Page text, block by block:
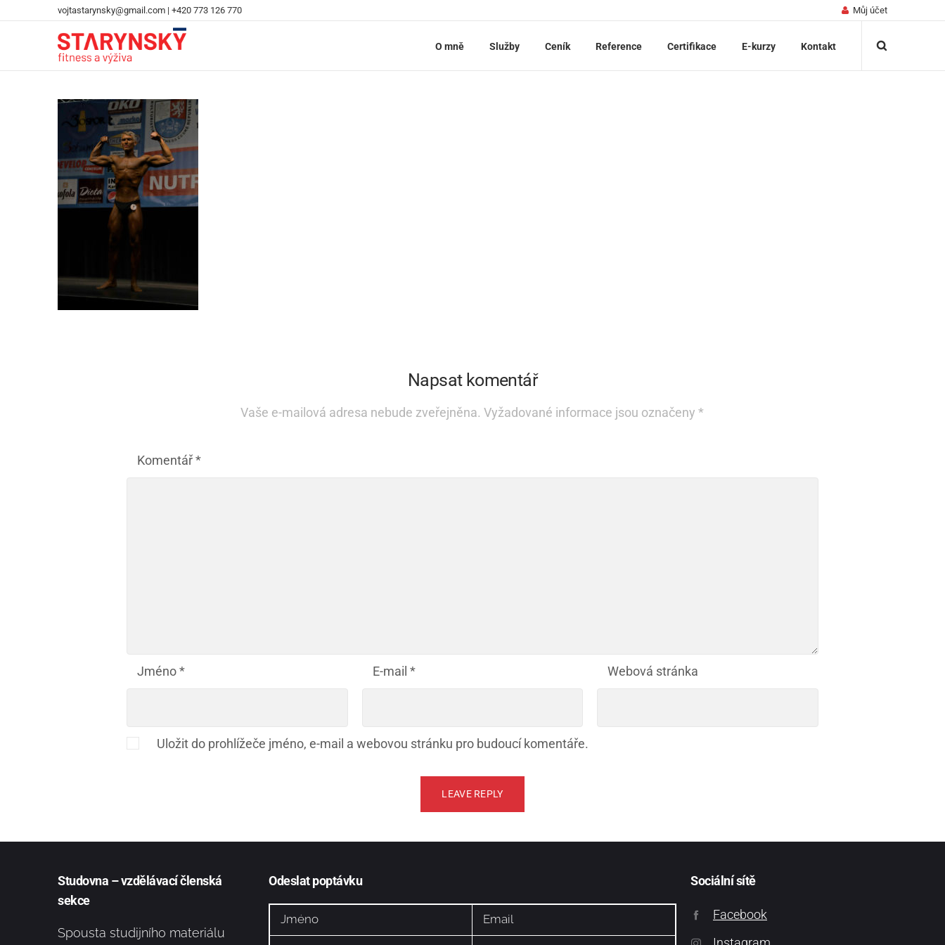
vojtastarynsky@gmail.com | +420 773 126 770 Můj účet
O mně Služby Ceník Reference Certifikace E-kurzy Kontakt
Napsat komentář
Vaše e-mailová adresa nebude zveřejněna. Vyžadované informace jsou označeny*
Komentář*
Jméno* E-mail * Webová stránka
Uložit do prohlížeče jméno, e-mail a webovou stránku pro budoucí komentáře.
Studovna – vzdělávací členská
sekce
Spousta studijního materiálu
Odeslat poptávku Sociální sítě
Facebook